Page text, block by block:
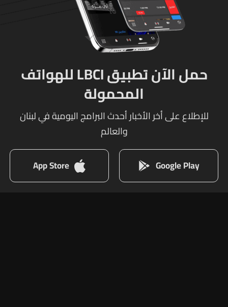
حمل الآن تطبيق LBCI للهواتف
المحمولة
للإطلاع على أخر الأخبار أحدث البرامج اليومية في لبنان
والعالم
Google Play
App Store